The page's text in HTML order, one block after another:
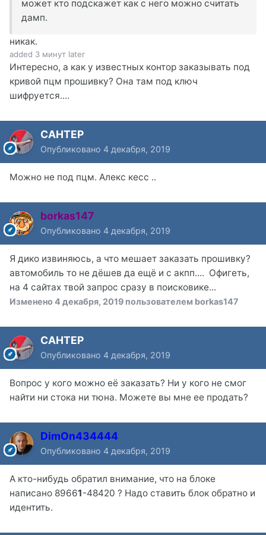
может кто подскажет как с него можно считать
дамп.
никак.
added 3 минут later
Интересно, а как у известных контор заказывать под
кривой пцм прошивку? Она там под ключ
шифруется....
CAHTEP
Опубликовано 4 декабря, 2019
Можно не под пцм. Алекс кесс ..
borkas147
Опубликовано 4 декабря, 2019
Я дико извиняюсь, а что мешает заказать прошивку?
автомобиль то не дёшев да ещё и с акпп.... Офигеть,
на 4 сайтах твой запрос сразу в поисковике...
Изменено 4 декабря, 2019 пользователем borkas147
CAHTEP
Опубликовано 4 декабря, 2019
Вопрос у кого можно её заказать? Ни у кого не смог
найти ни стока ни тюна. Можете вы мне ее продать?
DimOn434444
Опубликовано 4 декабря, 2019
А кто-нибудь обратил внимание, что на блоке
написано 89661-48420 ? Надо ставить блок обратно и
идентить.